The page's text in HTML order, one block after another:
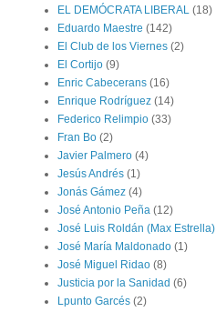
EL DEMÓCRATA LIBERAL (18)
Eduardo Maestre (142)
El Club de los Viernes (2)
El Cortijo (9)
Enric Cabecerans (16)
Enrique Rodríguez (14)
Federico Relimpio (33)
Fran Bo (2)
Javier Palmero (4)
Jesús Andrés (1)
Jonás Gámez (4)
José Antonio Peña (12)
José Luis Roldán (Max Estrella)
José María Maldonado (1)
José Miguel Ridao (8)
Justicia por la Sanidad (6)
Lpunto Garcés (2)